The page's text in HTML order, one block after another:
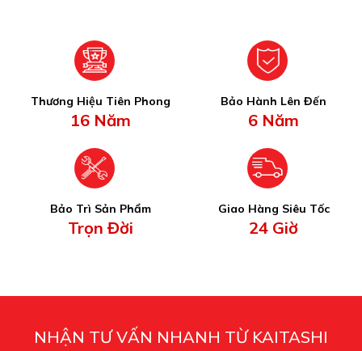
Thương Hiệu Tiên Phong
16 Năm
Bảo Hành Lên Đến
6 Năm
Bảo Trì Sản Phẩm
Trọn Đời
Giao Hàng Siêu Tốc
24 Giờ
NHẬN TƯ VẤN NHANH TỪ KAITASHI